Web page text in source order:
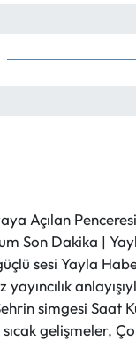
Açılan
Son Dakika |
sesi Yayla
simgesi Saat
gelişmeler,